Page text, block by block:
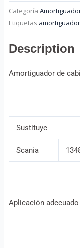
Categoría
Etiquetas
Description
Amortiguador de
Sustituye
Scania
Aplicación adecuado